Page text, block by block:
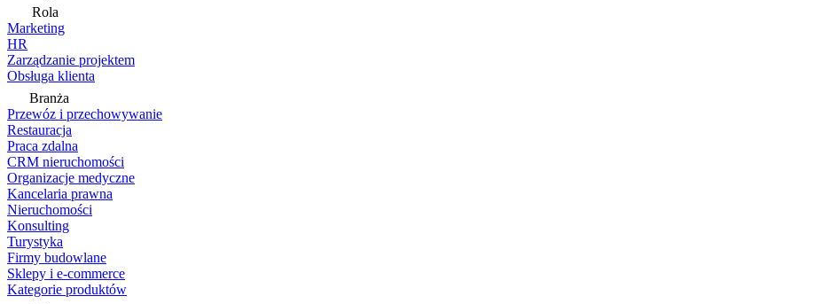
Rola
Marketing
HR
Zarządzanie projektem
Obsługa klienta
Branża
Przewóz i przechowywanie
Restauracja
Praca zdalna
CRM nieruchomości
Organizacje medyczne
Kancelaria prawna
Nieruchomości
Konsulting
Turystyka
Firmy budowlane
Sklepy i e-commerce
Kategorie produktów